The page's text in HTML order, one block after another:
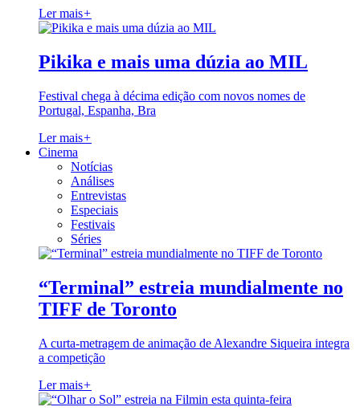
Ler mais+
Pikika e mais uma dúzia ao MIL
Festival chega à décima edição com novos nomes de
Portugal, Espanha, Bra
Ler mais+
Cinema
Notícias
Análises
Entrevistas
Especiais
Festivais
Séries
“Terminal” estreia mundialmente no
TIFF de Toronto
A curta-metragem de animação de Alexandre Siqueira integra
a competição
Ler mais+